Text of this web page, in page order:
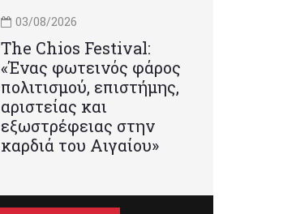
03/08/2026
Τhe Chios Festival:
«Ένας φωτεινός φάρος
πολιτισμού, επιστήμης,
αριστείας και
εξωστρέφειας στην
καρδιά του Αιγαίου»